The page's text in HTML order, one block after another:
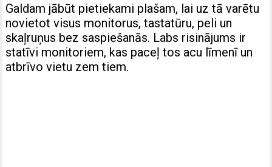
Galdam jābūt pietiekami plašam, lai uz tā varētu
novietot visus monitorus, tastatūru, peli un
skaļruņus bez saspiešanās. Labs risinājums ir
statīvi monitoriem, kas paceļ tos acu līmenī un
atbrīvo vietu zem tiem.